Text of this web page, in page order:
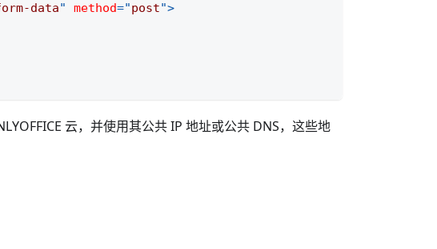
data" method="post">
云，并使用其公共 IP 地址或公共 DNS，这些地